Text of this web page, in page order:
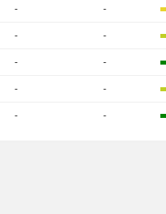
- -
- -
- -
- -
- -